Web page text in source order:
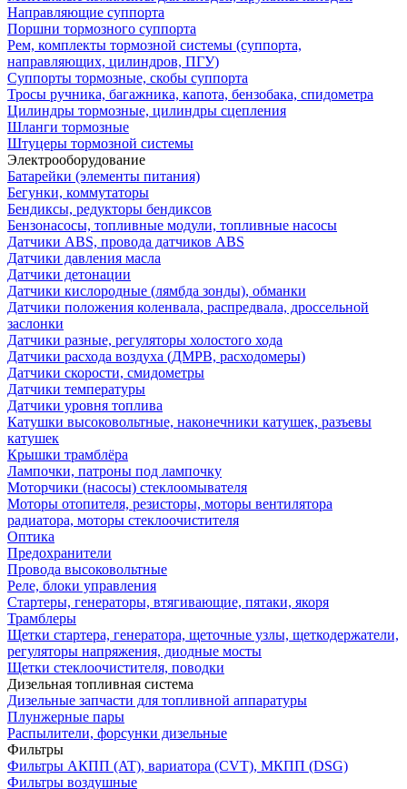
Направляющие суппорта
Поршни тормозного суппорта
Рем, комплекты тормозной системы (суппорта,
направляющих, цилиндров, ПГУ)
Суппорты тормозные, скобы суппорта
Тросы ручника, багажника, капота, бензобака, спидометра
Цилиндры тормозные, цилиндры сцепления
Шланги тормозные
Штуцеры тормозной системы
Электрооборудование
Батарейки (элементы питания)
Бегунки, коммутаторы
Бендиксы, редукторы бендиксов
Бензонасосы, топливные модули, топливные насосы
Датчики ABS, провода датчиков ABS
Датчики давления масла
Датчики детонации
Датчики кислородные (лямбда зонды), обманки
Датчики положения коленвала, распредвала, дроссельной
заслонки
Датчики разные, регуляторы холостого хода
Датчики расхода воздуха (ДМРВ, расходомеры)
Датчики скорости, смидометры
Датчики температуры
Датчики уровня топлива
Катушки высоковольтные, наконечники катушек, разъевы
катушек
Крышки трамблёра
Лампочки, патроны под лампочку
Моторчики (насосы) стеклоомывателя
Моторы отопителя, резисторы, моторы вентилятора
радиатора, моторы стеклоочистителя
Оптика
Предохранители
Провода высоковольтные
Реле, блоки управления
Стартеры, генераторы, втягивающие, пятаки, якоря
Трамблеры
Щетки стартера, генератора, щеточные узлы, щеткодержатели,
регуляторы напряжения, диодные мосты
Щетки стеклоочистителя, поводки
Дизельная топливная система
Дизельные запчасти для топливной аппаратуры
Плунжерные пары
Распылители, форсунки дизельные
Фильтры
Фильтры АКПП (AT), вариатора (CVT), МКПП (DSG)
Фильтры воздушные